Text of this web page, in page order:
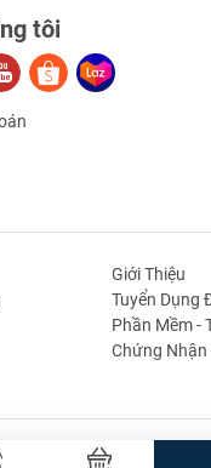
Dụng
tôi
Giới Thiệu
Tuyển Dụng
Phần Mềm -
Chứng Nhận
Thuộc Về Truong An